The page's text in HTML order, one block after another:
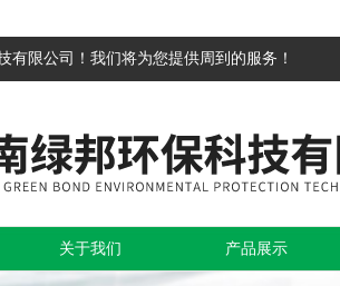
有限公司！我们将为您提供周到的服务！
关于我们 产品展示